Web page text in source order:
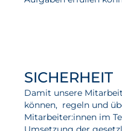
SICHERHEIT
Damit unsere
können, regeln und
Mitarbeiter:innen im